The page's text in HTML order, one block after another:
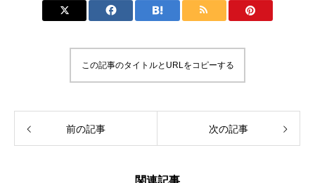
この記事のタイトルとURLをコピーする
前の記事 次の記事